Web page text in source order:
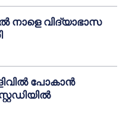
നാളെ വിദ്യാഭാസ
പോകാന്‍